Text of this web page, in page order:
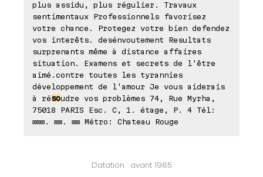
plus assidu, plus régulier. Travaux
sentimentaux Professionnels favorisez
votre chance. Protegez votre bien defendez
vos interêts. desénvoutement Resultats
surprenants même à distance affaires
situation. Examens et secrets de l'être
aimé.contre toutes les tyrannies
développement de l'amour Je vous aiderais
à résoudre vos problèmes 74, Rue Myrha,
75018 PARIS Esc. C, 1. étage, P. 4 Tél:
⊠⊠⊠. ⊠⊠. ⊠⊠ Métro: Chateau Rouge
Datation : avant 1985